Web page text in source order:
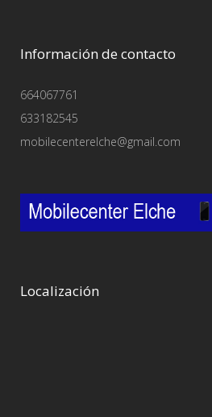
Información de contacto
664067761
633182545
mobilecenterelche@gmail.com
Localización